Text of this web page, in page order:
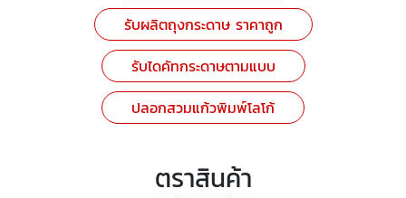
รับผลิตถุงกระดาษ ราคาถูก
รับไดคัทกระดาษตามแบบ
ปลอกสวมแก้วพิมพ์โลโก้
ตราสินค้า